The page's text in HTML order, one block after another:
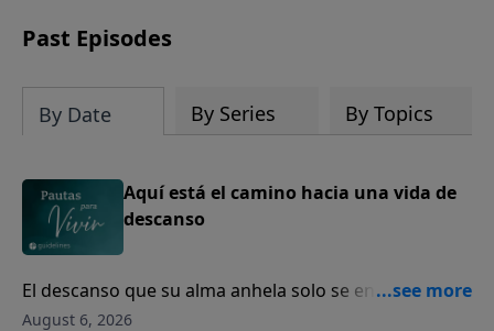
Past Episodes
By Date By Series By Topics
Aquí está el camino hacia una vida de
descanso
El descanso que su alma anhela solo se encuentra en
Dios.
August 6, 2026